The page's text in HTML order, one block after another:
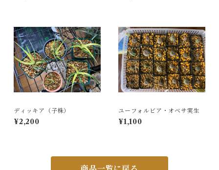
ディッキア（子株）
¥2,200
ユーフォルビア・オベサ実生
¥1,100